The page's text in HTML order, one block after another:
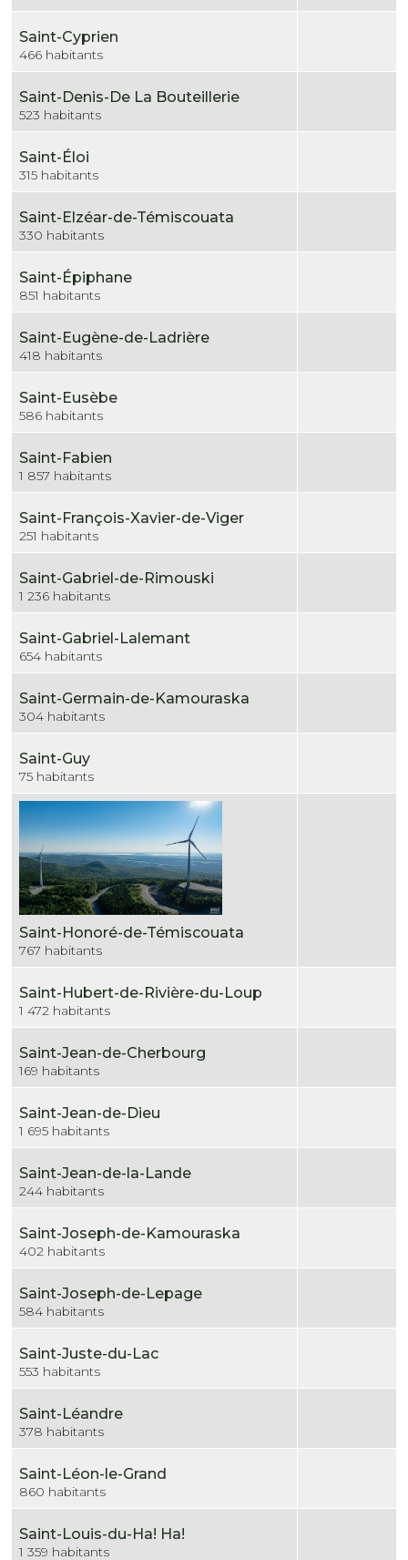
Saint-Cyprien
466 habitants
Saint-Denis-De La Bouteillerie
523 habitants
Saint-Éloi
315 habitants
Saint-Elzéar-de-Témiscouata
330 habitants
Saint-Épiphane
851 habitants
Saint-Eugène-de-Ladrière
418 habitants
Saint-Eusèbe
586 habitants
Saint-Fabien
1 857 habitants
Saint-François-Xavier-de-Viger
251 habitants
Saint-Gabriel-de-Rimouski
1 236 habitants
Saint-Gabriel-Lalemant
654 habitants
Saint-Germain-de-Kamouraska
304 habitants
Saint-Guy
75 habitants
Saint-Honoré-de-Témiscouata
767 habitants
Saint-Hubert-de-Rivière-du-Loup
1 472 habitants
Saint-Jean-de-Cherbourg
169 habitants
Saint-Jean-de-Dieu
1 695 habitants
Saint-Jean-de-la-Lande
244 habitants
Saint-Joseph-de-Kamouraska
402 habitants
Saint-Joseph-de-Lepage
584 habitants
Saint-Juste-du-Lac
553 habitants
Saint-Léandre
378 habitants
Saint-Léon-le-Grand
860 habitants
Saint-Louis-du-Ha! Ha!
1 359 habitants